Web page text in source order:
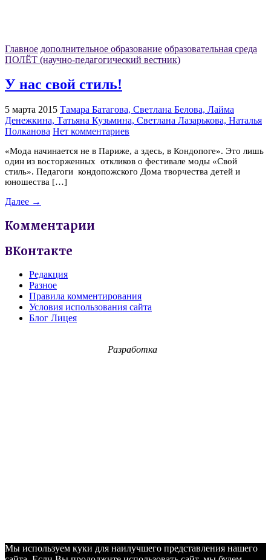
Главное дополнительное образование образовательная среда
ПОЛЁТ (научно-педагогический вестник)
У нас свой стиль!
5 марта 2015 Тамара Батагова, Светлана Белова, Лайма
Денежкина, Татьяна Кузьмина, Светлана Лазарькова, Наталья
Полканова Нет комментариев
«Мода начинается не в Париже, а здесь, в Кондопоге». Это лишь
один из восторженных откликов о фестивале моды «Свой
стиль». Педагоги кондопожского Дома творчества детей и
юношества […]
Далее →
Комментарии
ВКонтакте
Редакция
Разное
Правила комментирования
Условия использования сайта
Блог Лицея
Разработка
Мы используем куки для наилучшего представления нашего